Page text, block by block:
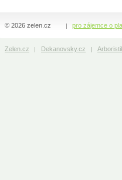
pro zájemce o
© 2026 zelen.cz
Zelen.cz Dekanovsky.cz